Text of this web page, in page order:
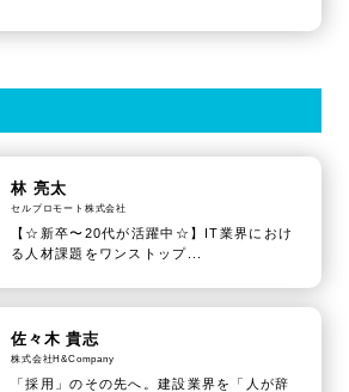
林 亮太
セルプロモート株式会社
【☆新卒〜20代が活躍中☆】IT業界におけ
る人材課題をワンストップ...
佐々木 貴志
株式会社H&Company
「採用」のその先へ。建設業界を「人が辞